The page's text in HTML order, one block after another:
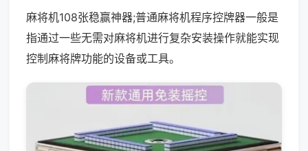
麻将机108张稳赢神器;普通麻将机程序控牌器一般是
指通过一些无需对麻将机进行复杂安装操作就能实现
控制麻将牌功能的设备或工具。